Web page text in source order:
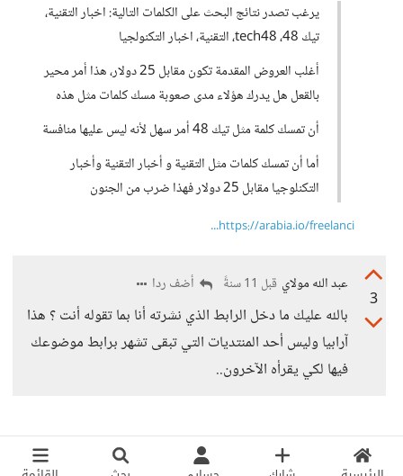
يرغب تصدر نتائج البحث على الكلمات التالية: اخبار التقنية،
تيك 48، tech48، التقنية، اخبار التكنولجيا
أغلب العروض المقدمة تكون مقابل 25 دولار، هذا أمر محير
بالقعل هل يدرك هؤلاء مدى صعوبة مسك كلمات مثل هذه
أن تمسك كلمة مثل تيك 48 أمر سهل لأنه ليس عليها منافسة
أما أن تمسك كلمات مثل التقنية و أخبار التقنية وأخبار
التكنلوجيا مقابل 25 دولار فهذا ضرب من الجنون
https://arabia.io/freelanci...
3
عبد الله مولاي قبل 11 سنةً أضف ردا
بالله عليك ما دخل الرابط الذي نشرته أنا بما تقوله أنت ؟ هذا
آرابيا وليس أحد المنتديات التي تبقى تشهر برابط موضوعك
فيها لكي يقرأه الآخرون..